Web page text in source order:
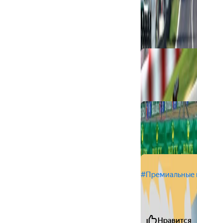
#Премиальные
Нравится